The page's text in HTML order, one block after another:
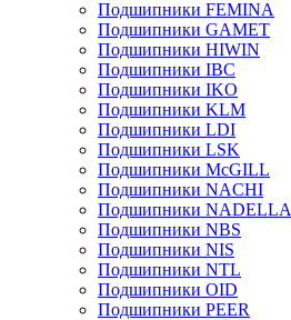
Подшипники FEMINA
Подшипники GAMET
Подшипники HIWIN
Подшипники IBC
Подшипники IKO
Подшипники KLM
Подшипники LDI
Подшипники LSK
Подшипники McGILL
Подшипники NACHI
Подшипники NADELLA
Подшипники NBS
Подшипники NIS
Подшипники NTL
Подшипники OID
Подшипники PEER